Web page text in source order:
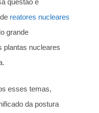
questão é
reatores nucleares
grande
plantas nucleares
esses temas,
da postura